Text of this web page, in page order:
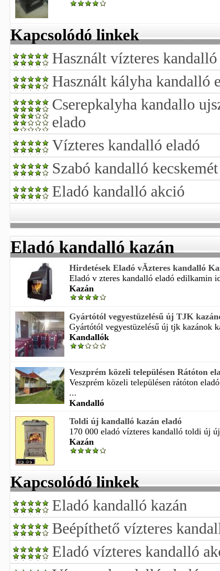
Kapcsolódó linkek
Használt vízteres
Használt kályha kandalló
Cserepkalyha kandallo
elado
Vízteres kandalló eladó
Szabó kandalló
Eladó kandalló akció
Eladó kandalló kazán
Hirdetések Eladó vĂ­zteres kandalló
Eladó v zteres kandalló eladó edilkamin
Kazán
Gyártótól vegyestüzelésű új TJK
Gyártótól vegyestüzelésű új tjk kazánok
Kandallók
Veszprém közeli településen Rátóton
Veszprém közeli településen rátóton
...
Kandalló
Toldi új kandalló kazán eladó
170 000 eladó vízteres kandalló toldi új
Kazán
Kapcsolódó linkek
Eladó kandalló kazán
Beépíthető vízteres
Eladó vízteres kandalló